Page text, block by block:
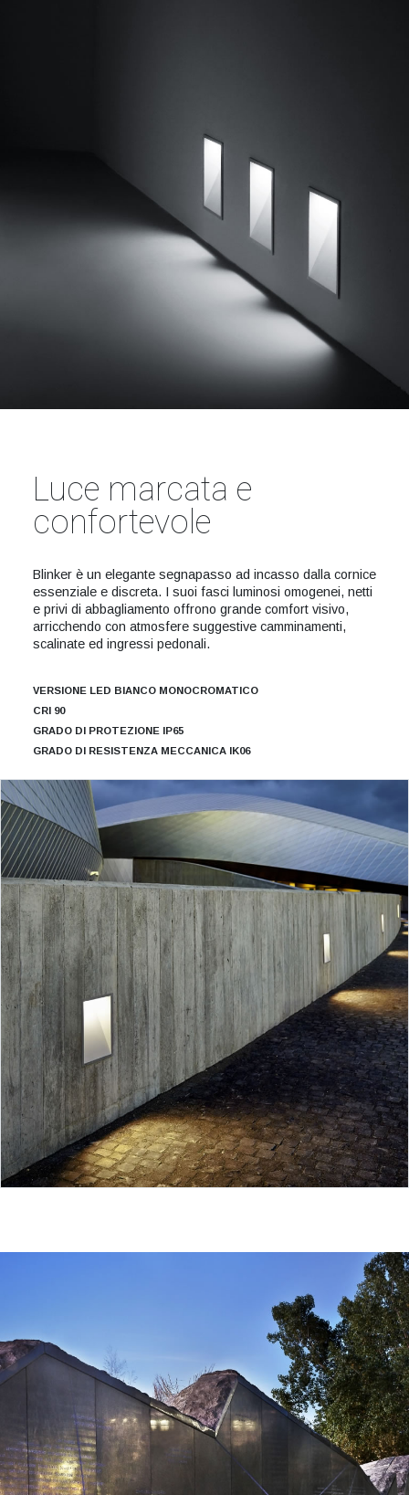
Luce marcata e
confortevole
Blinker è un elegante segnapasso ad incasso dalla cornice
essenziale e discreta. I suoi fasci luminosi omogenei, netti
e privi di abbagliamento offrono grande comfort visivo,
arricchendo con atmosfere suggestive camminamenti,
scalinate ed ingressi pedonali.
VERSIONE LED BIANCO MONOCROMATICO
CRI 90
GRADO DI PROTEZIONE IP65
GRADO DI RESISTENZA MECCANICA IK06